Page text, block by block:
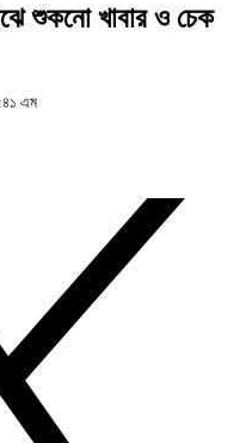
শুকনো খাবার ও চেক
এম